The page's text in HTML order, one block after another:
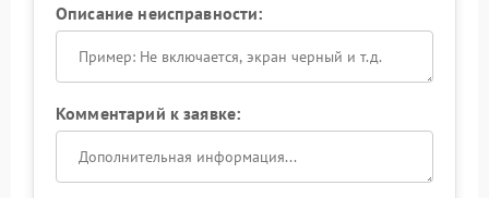
Описание неисправности:
Комментарий к заявке: